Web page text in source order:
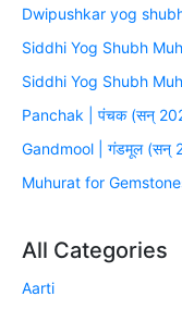
Dwipushkar yog shubh
Siddhi Yog Shubh
Siddhi Yog Shubh
Panchak | पंचक (सन्
Gandmool | गंडमूल (सन्
Muhurat for
All Categories
Aarti